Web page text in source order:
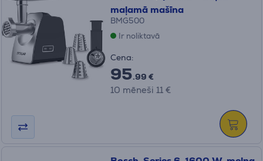
maļamā mašīna
BMG500
Ir noliktavā
Cena:
95.99 €
10 mēneši 11 €